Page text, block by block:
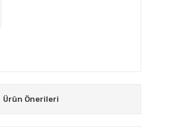
Ürün Önerileri